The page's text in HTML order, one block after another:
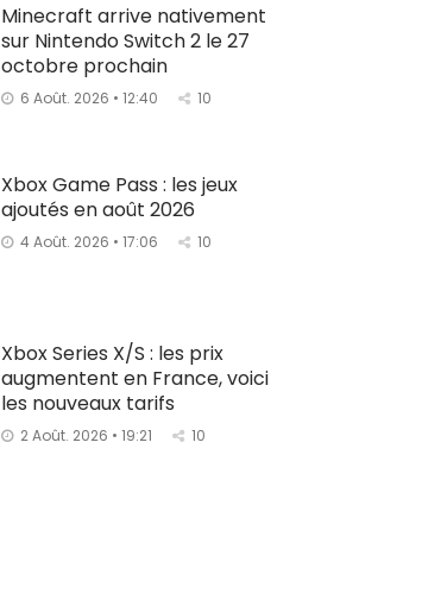
Minecraft arrive nativement
sur Nintendo Switch 2 le 27
octobre prochain
6 Août. 2026 • 12:40 10
Xbox Game Pass : les jeux
ajoutés en août 2026
4 Août. 2026 • 17:06 10
Xbox Series X/S : les prix
augmentent en France, voici
les nouveaux tarifs
2 Août. 2026 • 19:21 10